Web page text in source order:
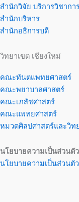
สำนักวิจัย บริการวิชาก
สำนักบริหาร
สำนักอธิการบดี
วิทยาเขต เชียงใหม่
คณะทันตแพทยศาสตร์
คณะพยาบาลศาสตร์
คณะเภสัชศาสตร์
คณะแพทยศาสตร์
หมวดศิลปศาสตร์และวิท
นโยบายความเป็นส่วนตัว
นโยบายความเป็นส่วนตัว